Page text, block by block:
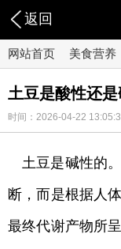
返回
网站首页 美食营养
土豆是酸性还
时间：2026-04-22
土豆是碱性的
断，而是根据人
最终代谢产物所